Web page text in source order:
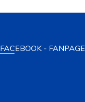
FACEBOOK - FANPAGE